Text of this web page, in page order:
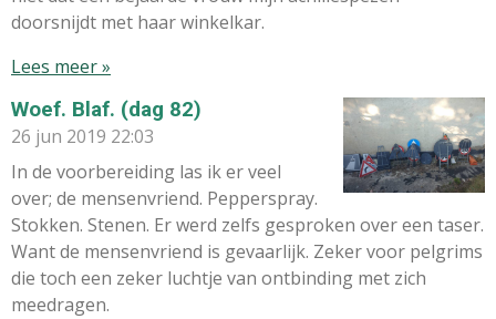
doorsnijdt met haar winkelkar.
Lees meer »
Woef. Blaf. (dag 82)
26 jun 2019 22:03
In de voorbereiding las ik er veel
over; de mensenvriend. Pepperspray.
Stokken. Stenen. Er werd zelfs gesproken over een taser.
Want de mensenvriend is gevaarlijk. Zeker voor pelgrims
die toch een zeker luchtje van ontbinding met zich
meedragen.